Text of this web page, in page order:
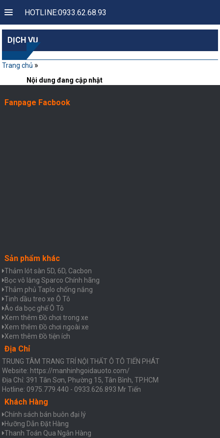
HOTLINE:0933.62.68.93
DỊCH VỤ
Trang chủ »
Nội dung đang cập nhật
Fanpage Facbook
Sản phẩm khác
Thảm lót sàn 5D, 6D, Cacbon
Bọc vô lăng Sparco Chính hãng
Thảm phủ Taplo chống nắng
Tinh dầu treo xe Ô Tô
Áo da bọc ghế Ô Tô
Xem thêm Đồ chơi trong xe
Xem thêm Đồ chơi ngoài xe
Xem thêm Đồ tiện ích
Địa Chỉ
TRUNG TÂM TRANG TRÍ NỘI THẤT Ô TÔ TIẾN PHÁT
Website: https://manhinhgoidauoto.com/
Địa Chỉ: 391 Tân Sơn, Phường 15, Tân Bình, TP.HCM
Hotline: 0975.779.440 - 0933.626.893 Mr Tiến
Khách Hàng
Chính sách bán buôn đại lý
Hưỡng Dẫn Đặt Hàng
Thanh Toán Qua Ngân Hàng